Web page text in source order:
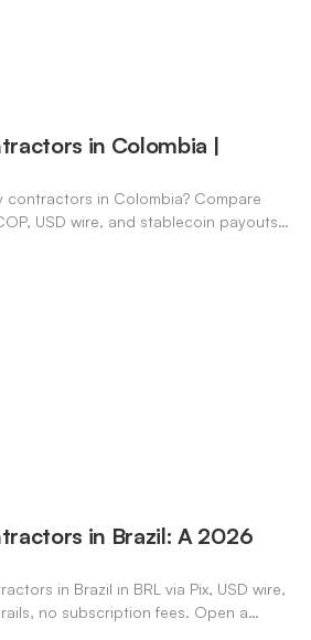
in Colombia |
in Colombia? Compare
USD wire, and stablecoin payouts.
in Brazil: A 2026
in Brazil in BRL via Pix, USD wire,
no subscription fees. Open a